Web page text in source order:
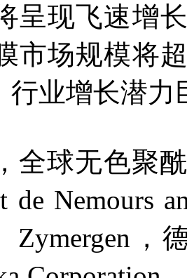
呈现飞速增
市场规模将
行业增长潜力
球无色聚酰
de Nemours
Zymergen，